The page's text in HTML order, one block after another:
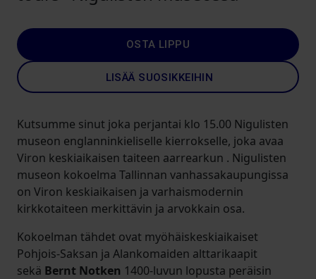
OSTA LIPPU
LISÄÄ SUOSIKKEIHIN
Kutsumme sinut joka perjantai klo 15.00 Nigulisten
museon englanninkieliselle kierrokselle, joka avaa
Viron keskiaikaisen taiteen aarrearkun . Nigulisten
museon kokoelma Tallinnan vanhassakaupungissa
on Viron keskiaikaisen ja varhaismodernin
kirkkotaiteen merkittävin ja arvokkain osa.
Kokoelman tähdet ovat myöhäiskeskiaikaiset
Pohjois-Saksan ja Alankomaiden alttarikaapit
sekä Bernt Notken 1400-luvun lopusta peräisin